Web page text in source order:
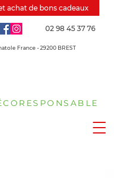
achat de bons cadeaux
02 98 45 37 76
France - 29200 BREST